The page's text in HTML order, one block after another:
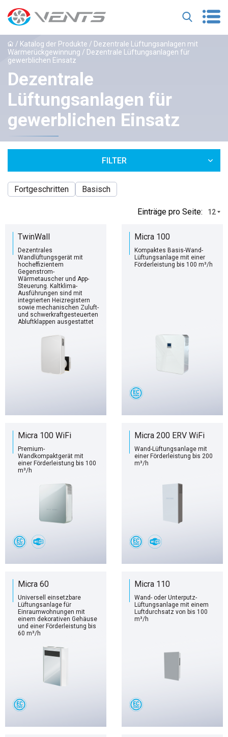
/ Katalog der Produkte / Dezentrale Lüftungsanlagen mit
Wärmerückgewinnung / Dezentrale Lüftungsanlagen für
gewerblichen Einsatz
Dezentrale
Lüftungsanlagen für
gewerblichen Einsatz
FILTER
Fortgeschritten Basisch
Einträge pro Seite: 12
TwinWall
Dezentrales
Wandlüftungsgerät mit
hocheffizientem
Gegenstrom-
Wärmetauscher und App-
Steuerung. Kaltklima-
Ausführungen sind mit
integrierten Heizregistern
sowie mechanischen Zuluft-
und schwerkraftgesteuerten
Abluftklappen ausgestattet
Micra 100
Kompaktes Basis-Wand-
Lüftungsanlage mit einer
Förderleistung bis 100 m³/h
Micra 100 WiFi
Premium-
Wandkompaktgerät mit
einer Förderleistung bis 100
m³/h
Micra 200 ERV WiFi
Wand-Lüftungsanlage mit
einer Förderleistung bis 200
m³/h
Micra 60
Universell einsetzbare
Lüftungsanlage für
Einraumwohnungen mit
einem dekorativen Gehäuse
und einer Förderleistung bis
60 m³/h
Micra 110
Wand- oder Unterputz-
Lüftungsanlage mit einem
Luftdurchsatz von bis 100
m³/h